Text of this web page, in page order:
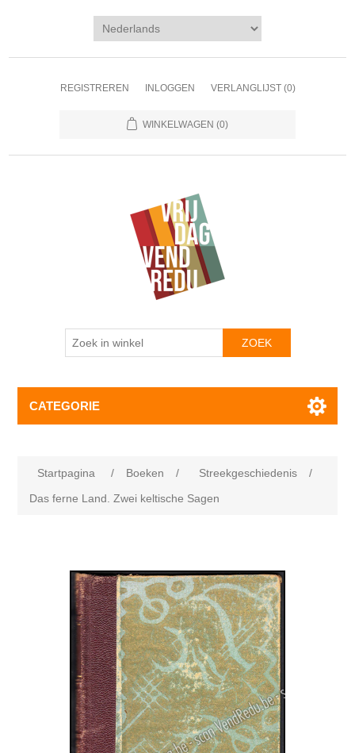
REGISTREREN INLOGGEN VERLANGLIJST (0)
WINKELWAGEN (0)
CATEGORIE
Startpagina / Boeken / Streekgeschiedenis
/
Das ferne Land. Zwei keltische Sagen